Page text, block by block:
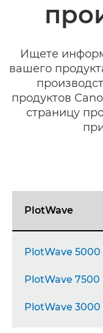
Ищете
вашего
продуктов
страницу
PlotWave
PlotWave 5000
PlotWave 7500
PlotWave 3000